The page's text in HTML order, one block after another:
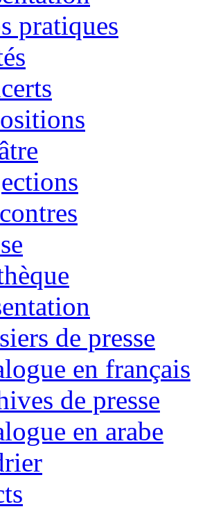
pratiques
de presse
en français
de presse
en arabe